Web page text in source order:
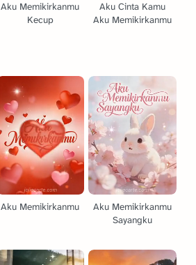
Aku Memikirkanmu
Kecup
Aku Cinta Kamu
Aku Memikirkanmu
Aku Memikirkanmu
Aku Memikirkanmu
Sayangku